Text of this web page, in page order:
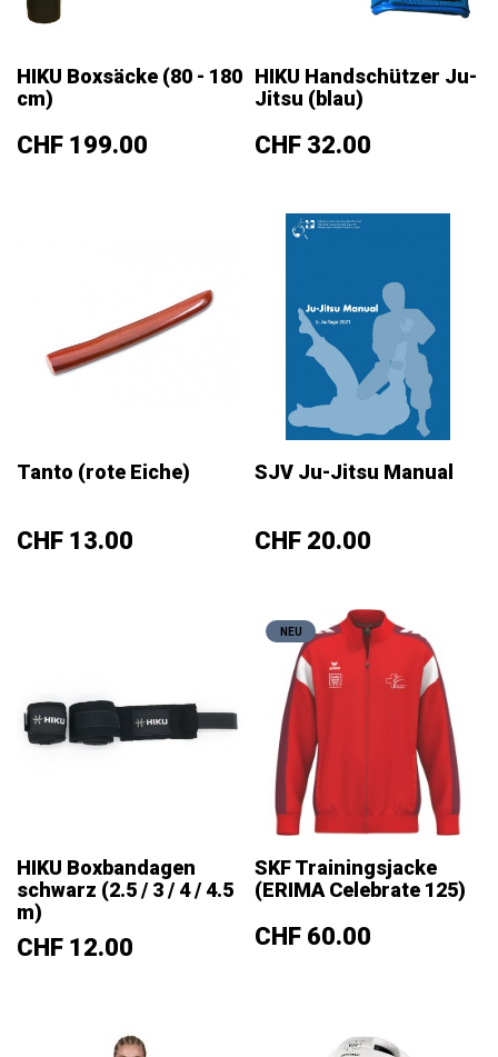
HIKU Boxsäcke (80 - 180
cm)
Preis
CHF 199.00
HIKU Handschützer Ju-
Jitsu (blau)
Preis
CHF 32.00
Tanto (rote Eiche)
Preis
CHF 13.00
SJV Ju-Jitsu Manual
Preis
CHF 20.00
HIKU Boxbandagen
schwarz (2.5 / 3 / 4 / 4.5
m)
Preis
CHF 12.00
NEU
SKF Trainingsjacke
(ERIMA Celebrate 125)
Preis
CHF 60.00